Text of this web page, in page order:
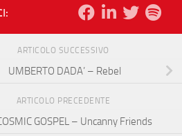
ARTICOLO SUCCESSIVO
UMBERTO DADA’ – Rebel
ARTICOLO PRECEDENTE
GOSPEL – Uncanny Friends